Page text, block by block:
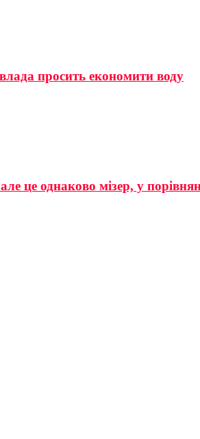
влада просить економити воду
це однаково мізер, у